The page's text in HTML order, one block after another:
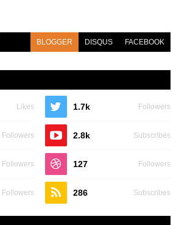
BLOGGER DISQUS FACEBOOK
Likes 1.7k Followers
Followers 2.8k Subscribes
Followers 127 Followers
Followers 286 Subscribes